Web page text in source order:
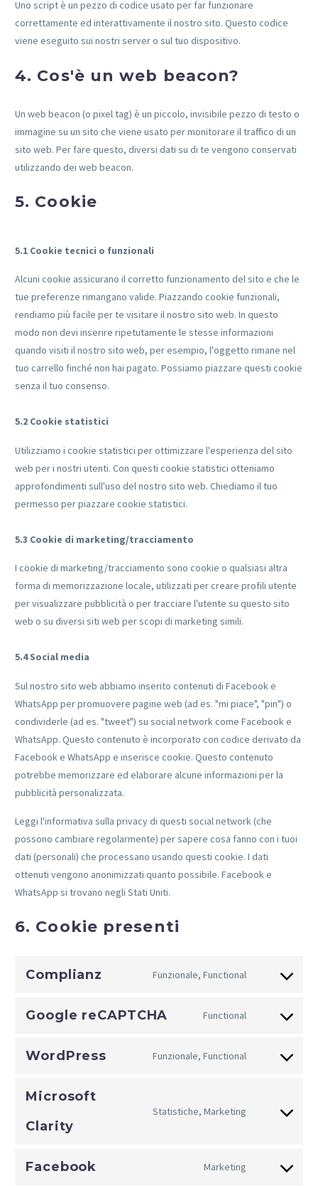
Uno script è un pezzo di codice usato per far funzionare
correttamente ed interattivamente il nostro sito. Questo codice
viene eseguito sui nostri server o sul tuo dispositivo.
4. Cos'è un web beacon?
Un web beacon (o pixel tag) è un piccolo, invisibile pezzo di testo o
immagine su un sito che viene usato per monitorare il traffico di un
sito web. Per fare questo, diversi dati su di te vengono conservati
utilizzando dei web beacon.
5. Cookie
5.1 Cookie tecnici o funzionali
Alcuni cookie assicurano il corretto funzionamento del sito e che le
tue preferenze rimangano valide. Piazzando cookie funzionali,
rendiamo più facile per te visitare il nostro sito web. In questo
modo non devi inserire ripetutamente le stesse informazioni
quando visiti il nostro sito web, per esempio, l'oggetto rimane nel
tuo carrello finché non hai pagato. Possiamo piazzare questi cookie
senza il tuo consenso.
5.2 Cookie statistici
Utilizziamo i cookie statistici per ottimizzare l'esperienza del sito
web per i nostri utenti. Con questi cookie statistici otteniamo
approfondimenti sull'uso del nostro sito web. Chiediamo il tuo
permesso per piazzare cookie statistici.
5.3 Cookie di marketing/tracciamento
I cookie di marketing/tracciamento sono cookie o qualsiasi altra
forma di memorizzazione locale, utilizzati per creare profili utente
per visualizzare pubblicità o per tracciare l'utente su questo sito
web o su diversi siti web per scopi di marketing simili.
5.4 Social media
Sul nostro sito web abbiamo inserito contenuti di Facebook e
WhatsApp per promuovere pagine web (ad es. "mi piace", "pin") o
condividerle (ad es. "tweet") su social network come Facebook e
WhatsApp. Questo contenuto è incorporato con codice derivato da
Facebook e WhatsApp e inserisce cookie. Questo contenuto
potrebbe memorizzare ed elaborare alcune informazioni per la
pubblicità personalizzata.
Leggi l'informativa sulla privacy di questi social network (che
possono cambiare regolarmente) per sapere cosa fanno con i tuoi
dati (personali) che processano usando questi cookie. I dati
ottenuti vengono anonimizzati quanto possibile. Facebook e
WhatsApp si trovano negli Stati Uniti.
6. Cookie presenti
Complianz Funzionale, Functional
Consent
service
Google reCAPTCHA Functional
Consent
service
WordPress Funzionale, Functional
Consent
wordpress
Microsoft
Clarity
Statistiche, Marketing
Consent
microsoft-
Facebook Marketing
Consent